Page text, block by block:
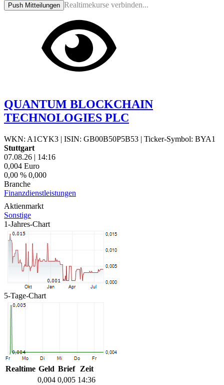
Push Mitteilungen Realtimekurse verbinden...
QUANTUM BLOCKCHAIN
TECHNOLOGIES PLC
WKN: A1CYK3 | ISIN: GB00B50P5B53 | Ticker-Symbol: BYA1
Stuttgart
07.08.26 | 14:16
0,004 Euro
0,00 % 0,000
Branche
Finanzdienstleistungen
Aktienmarkt
Sonstige
1-Jahres-Chart
5-Tage-Chart
Realtime Geld Brief
Zeit
0,004 0,005 14:36